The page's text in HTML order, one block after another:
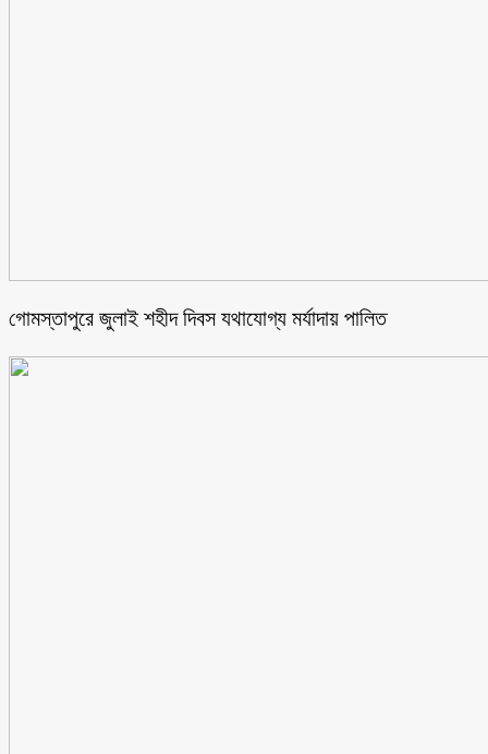
গোমস্তাপুরে জুলাই শহীদ দিবস যথাযোগ্য মর্যাদায় পালিত